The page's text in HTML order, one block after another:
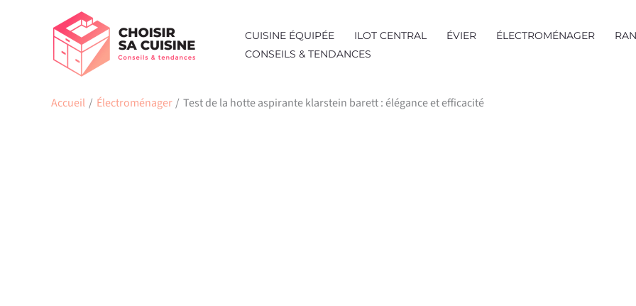
CUISINE ÉQUIPÉE ILOT CENTRAL ÉVIER ÉLECTROMÉNAGER
CONSEILS & TENDANCES
Accueil Électroménager Test de la hotte aspirante klarstein barett : élégance et efficacité